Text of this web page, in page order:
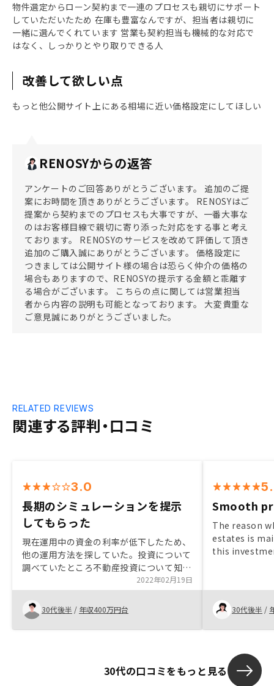
物件選定からローン契約まで一連のプロセスも親切にサポート
していただいたため 在庫も豊富なんですが、担当者は親切に
一緒に選んでくれています 営業も契約担当も機械的な対応で
はなく、しっかりとやり取りできる人
改善して欲しい点
もっと他公開サイト上にある相場に近い価格設定にしてほしい
RENOSYからの返答
アンケートのご回答ありがとうございます。 追加のご提
案にお時間を頂きありがとうございます。 RENOSYはご
提案から契約までのプロセスも大事ですが、一番大事な
のはお客様目線で親切に寄り添った対応をする事と考え
ております。 RENOSYのサービスを改めて評価して頂き
追加のご購入誠にありがとうございます。 価格設定に
つきましては公開サイト様の場合は恐らく仲介の価格の
場合もありますので、RENOSYの提示する金額と乖離す
る場合がございます。 こちらの点に関しては営業担当
者から内容の説明も可能となっております。 大変貴重な
ご意見誠にありがとうございました。
関連する評判・口コミ
RELATED REVIEWS
3.0
長期のシミュレーションを提示
してもらった
現在運用中の資金の利率が低下したため、
他の運用方法を探していた。投資について
調べていたところ不動産投資について知
り、何社か面談をした。長期でのシミュレ
ーションを提示してくれたのがここだけで
あり、ローン完済まで又は途中で売却した
場合の実質運用利率が計算しやすかった。
2022年02月19日
30代後半 / 年収400万円台
Smooth
The reason
estates is
this
30代後半 /
30代の口コミをもっと見る